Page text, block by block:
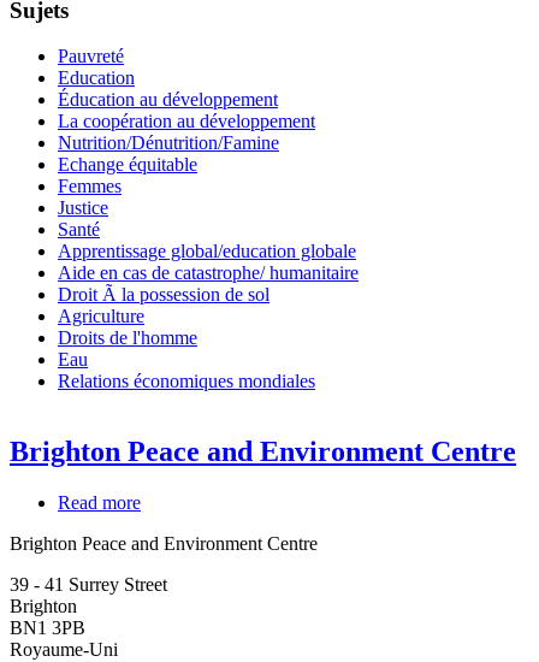
Sujets
Pauvreté
Education
Éducation au développement
La coopération au développement
Nutrition/Dénutrition/Famine
Echange équitable
Femmes
Justice
Santé
Apprentissage global/education globale
Aide en cas de catastrophe/ humanitaire
Droit Ã la possession de sol
Agriculture
Droits de l'homme
Eau
Relations économiques mondiales
Brighton Peace and Environment Centre
Read more
Peace
Environment
Brighton Peace and Environment Centre
39 - 41 Surrey Street
Brighton
BN1 3PB
Royaume-Uni